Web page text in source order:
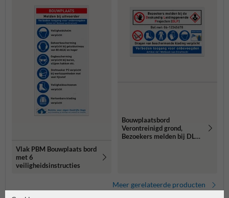
Vlak PBM Bouwplaats bord
met 6
veiligheidsinstructies
Bouwplaatsbord
Verontreinigd grond,
Bezoekers melden bij DLP
Meer gerelateerde producten